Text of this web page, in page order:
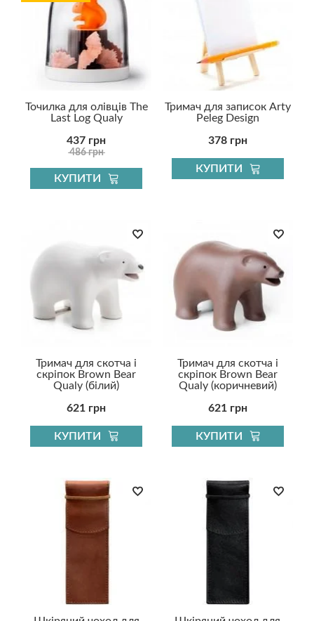
Точилка для олівців The
Last Log Qualy
486 грн
437 грн
КУПИТИ
Тримач для записок Arty
Peleg Design
378 грн
КУПИТИ
Тримач для скотча і
скріпок Brown Bear
Qualy (білий)
621 грн
КУПИТИ
Тримач для скотча і
скріпок Brown Bear
Qualy (коричневий)
621 грн
КУПИТИ